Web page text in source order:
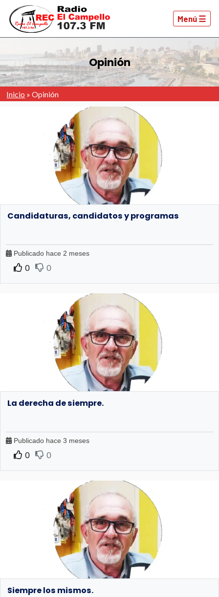
Menú ☰
Opinión
Inicio »Opinión
Candidaturas, candidatos y programas
Publicado hace 2 meses
0 0
La derecha de siempre.
Publicado hace 3 meses
0 0
Siempre los mismos.